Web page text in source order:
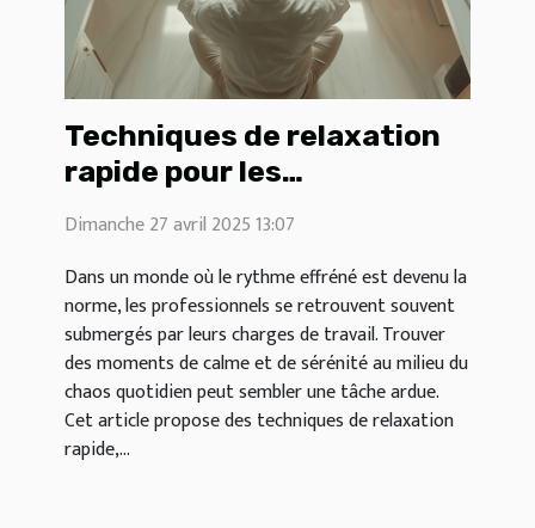
Techniques de relaxation
rapide pour les
professionnels surchargés
minutes
Dimanche 27 avril 2025 13:07
Dans un monde où le rythme effréné est devenu la
norme, les professionnels se retrouvent souvent
submergés par leurs charges de travail. Trouver
des moments de calme et de sérénité au milieu du
chaos quotidien peut sembler une tâche ardue.
Cet article propose des techniques de relaxation
rapide,...